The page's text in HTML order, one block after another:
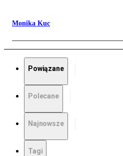
Monika Kuc
Powiązane
Polecane
Najnowsze
Tagi